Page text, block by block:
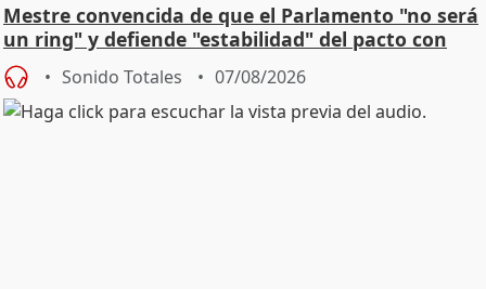
Mestre convencida de que el Parlamento "no será
un ring" y defiende "estabilidad" del pacto con
Vox
Sonido Totales 07/08/2026